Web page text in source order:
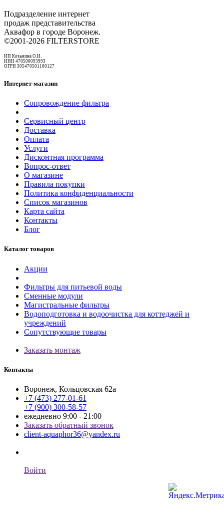
Подразделение интернет
продаж представительства
Аквафор в городе Воронеж.
©2001-2026 FILTERSTORE
ИП Козьмина О.И.
ИНН 470500093993
ОГРН 305470501100127
Интернет-магазин
Сопровождение фильтра
Сервисный центр
Доставка
Оплата
Услуги
Дисконтная программа
Вопрос-ответ
О магазине
Правила покупки
Политика конфиденциальности
Список магазинов
Карта сайта
Контакты
Блог
Каталог товаров
Акции
Фильтры для питьевой воды
Сменные модули
Магистральные фильтры
Водоподготовка и водоочистка для коттеджей и
учреждений
Сопутствующие товары
Заказать монтаж
Контакты
Воронеж, Кольцовская 62а
+7 (473) 277-01-61
+7 (900) 300-58-57
ежедневно 9:00 - 21:00
Заказать обратный звонок
client-aquaphor36@yandex.ru
Войти